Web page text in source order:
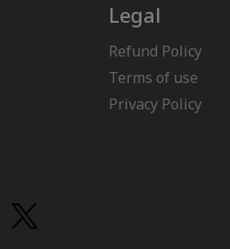
Legal
Refund Policy
Terms of use
Privacy Policy